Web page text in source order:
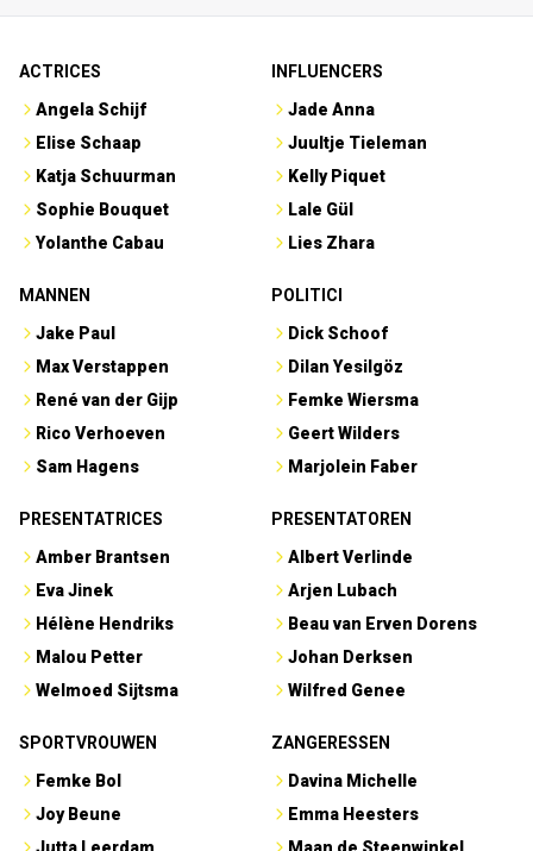
ACTRICES
Angela Schijf
Elise Schaap
Katja Schuurman
Sophie Bouquet
Yolanthe Cabau
INFLUENCERS
Jade Anna
Juultje Tieleman
Kelly Piquet
Lale Gül
Lies Zhara
MANNEN
Jake Paul
Max Verstappen
René van der Gijp
Rico Verhoeven
Sam Hagens
POLITICI
Dick Schoof
Dilan Yesilgöz
Femke Wiersma
Geert Wilders
Marjolein Faber
PRESENTATRICES
Amber Brantsen
Eva Jinek
Hélène Hendriks
Malou Petter
Welmoed Sijtsma
PRESENTATOREN
Albert Verlinde
Arjen Lubach
Beau van Erven Dorens
Johan Derksen
Wilfred Genee
SPORTVROUWEN
Femke Bol
Joy Beune
ZANGERESSEN
Davina Michelle
Emma Heesters